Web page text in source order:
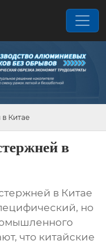
Китае
в
в Китае
но
что китайские